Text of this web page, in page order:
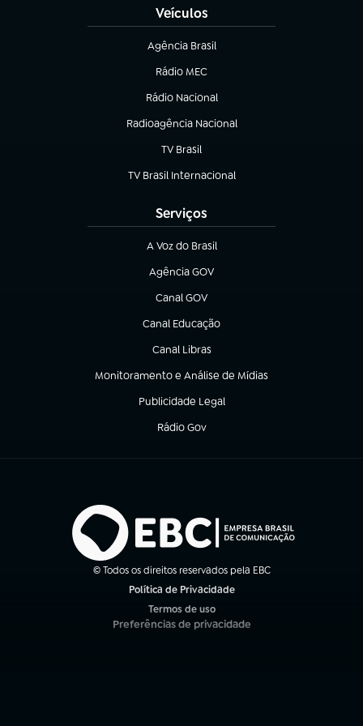
Veículos
Agência Brasil
(abre em nova aba)
Rádio MEC
(abre em nova aba)
Rádio Nacional
Radioagência Nacional
(abre em nova aba)
TV Brasil
(abre em nova aba)
TV Brasil Internacional
(abre em nova aba)
Serviços
A Voz do Brasil
(abre em nova aba)
Agência GOV
(abre em nova aba)
Canal GOV
(abre em nova aba)
Canal Educação
(abre em nova aba)
Canal Libras
(abre em nova aba)
Monitoramento e Análise de Mídias
(abre em nova aba)
Publicidade Legal
(abre em nova aba)
Rádio Gov
(abre em nova aba)
© Todos os direitos reservados pela EBC
Política de Privacidade
Termos de uso
(abre em nova aba)
Preferências de privacidade